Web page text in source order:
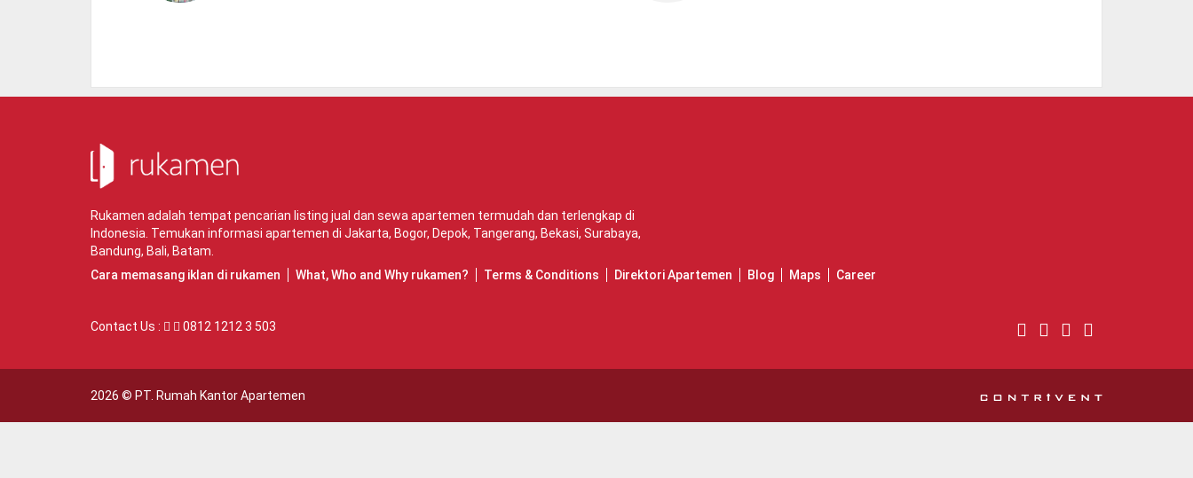
Rukamen adalah tempat pencarian listing jual dan sewa apartemen termudah dan terlengkap di
Indonesia. Temukan informasi apartemen di Jakarta, Bogor, Depok, Tangerang, Bekasi, Surabaya,
Bandung, Bali, Batam
Cara memasang iklan di rukamen
What, Who and Why rukamen? Terms & Conditions Direktori Apartemen Blog Maps Career
Contact Us : 0812 1212 3 503
2026 © PT. Rumah Kantor Apartemen